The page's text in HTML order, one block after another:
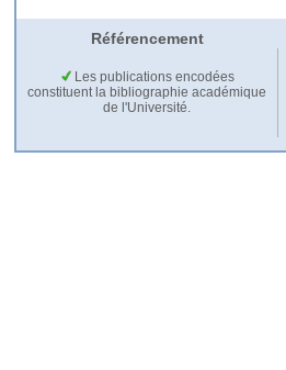
Référencement
Les publications encodées
constituent la bibliographie académique
de l'Université.